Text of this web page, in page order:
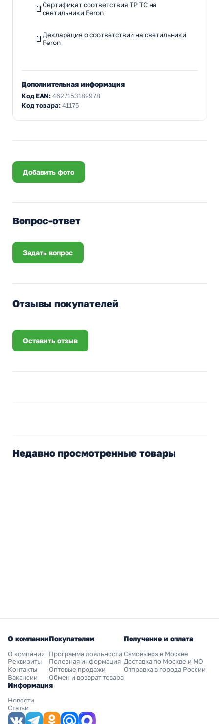
Сертификат соответствия ТР ТС на
светильники Feron
Декларация о соответствии на светильники
Feron
Дополнительная информация
Код EAN:4627153189978
Код товара:41175
Добавить фото
Вопрос-ответ
Задать вопрос
Отзывы покупателей
Оставить отзыв
Недавно просмотренные товары
О компании
О компании
Реквизиты
Контакты
Вакансии
Покупателям
Программа лояльности
Полезная информация
Оптовые продажи
Обмен и возврат товара
Получение и оплата
Самовывоз в Москве
Доставка по Москве и МО
Отправка в города России
Информация
Новости
Статьи